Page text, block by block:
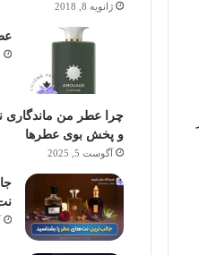
ژانویه 8, 2018
چرا عطر من ماندگاری
و پخش بوی عطرها
آگوست 5, 2025